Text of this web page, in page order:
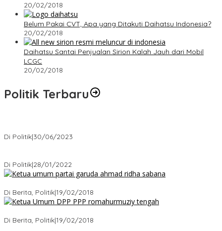
20/02/2018
Belum Pakai CVT, Apa yang Ditakuti Daihatsu Indonesia?
20/02/2018
Daihatsu Santai Penjualan Sirion Kalah Jauh dari Mobil
LCGC
20/02/2018
Politik Terbaru
Di Politik|30/06/2023
Di Politik|28/01/2022
Di Berita, Politik|19/02/2018
Di Berita, Politik|19/02/2018